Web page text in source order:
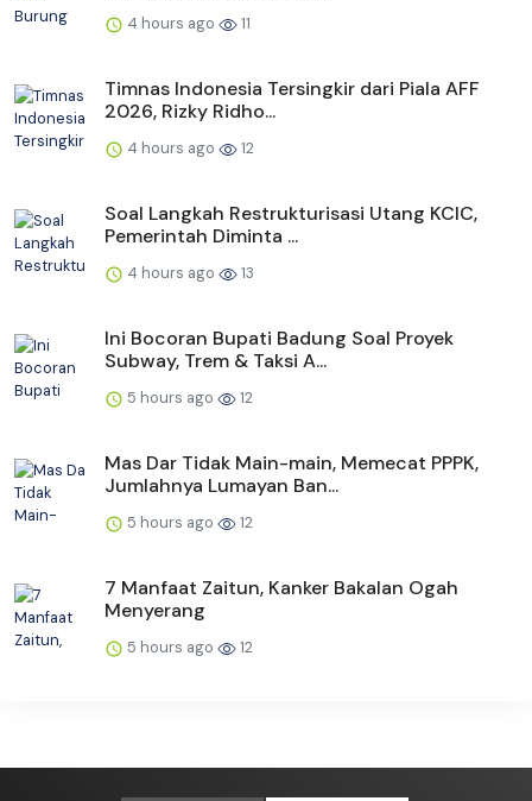
4 hours ago 11
Timnas Indonesia Tersingkir dari Piala AFF
2026, Rizky Ridho...
4 hours ago 12
Soal Langkah Restrukturisasi Utang KCIC,
Pemerintah Diminta ...
4 hours ago 13
Ini Bocoran Bupati Badung Soal Proyek
Subway, Trem & Taksi A...
5 hours ago 12
Mas Dar Tidak Main-main, Memecat PPPK,
Jumlahnya Lumayan Ban...
5 hours ago 12
7 Manfaat Zaitun, Kanker Bakalan Ogah
Menyerang
5 hours ago 12